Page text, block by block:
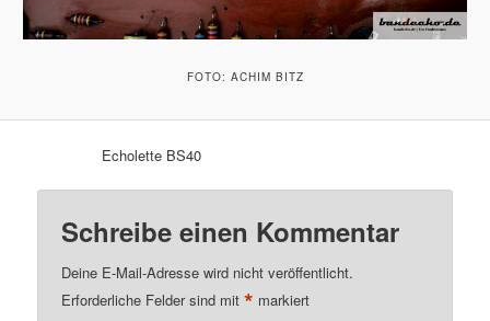
FOTO: ACHIM BITZ
Echolette BS40
Schreibe einen Kommentar
Deine E-Mail-Adresse wird nicht veröffentlicht.
Erforderliche Felder sind mit* markiert